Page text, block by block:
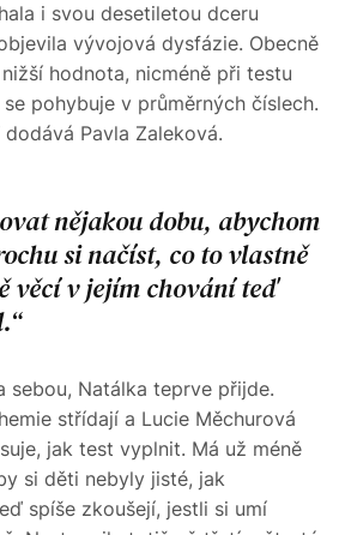
i svou desetiletou dceru
vývojová dysfázie. Obecně
hodnota, nicméně při testu
pohybuje v průměrných číslech.
dodává Pavla Zaleková.
nějakou dobu, abychom
si načíst, co to vlastně
věcí v jejím chování teď
sebou, Natálka teprve přijde.
střídají a Lucie Měchurová
jak test vyplnit. Má už méně
si děti nebyly jisté, jak
spíše zkoušejí, jestli si umí